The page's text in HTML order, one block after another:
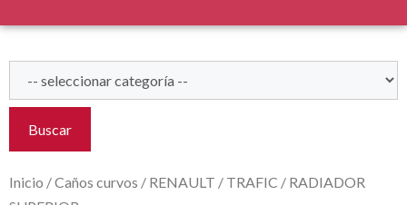
Buscar
Inicio /Caños curvos / RENAULT / TRAFIC / RADIADOR